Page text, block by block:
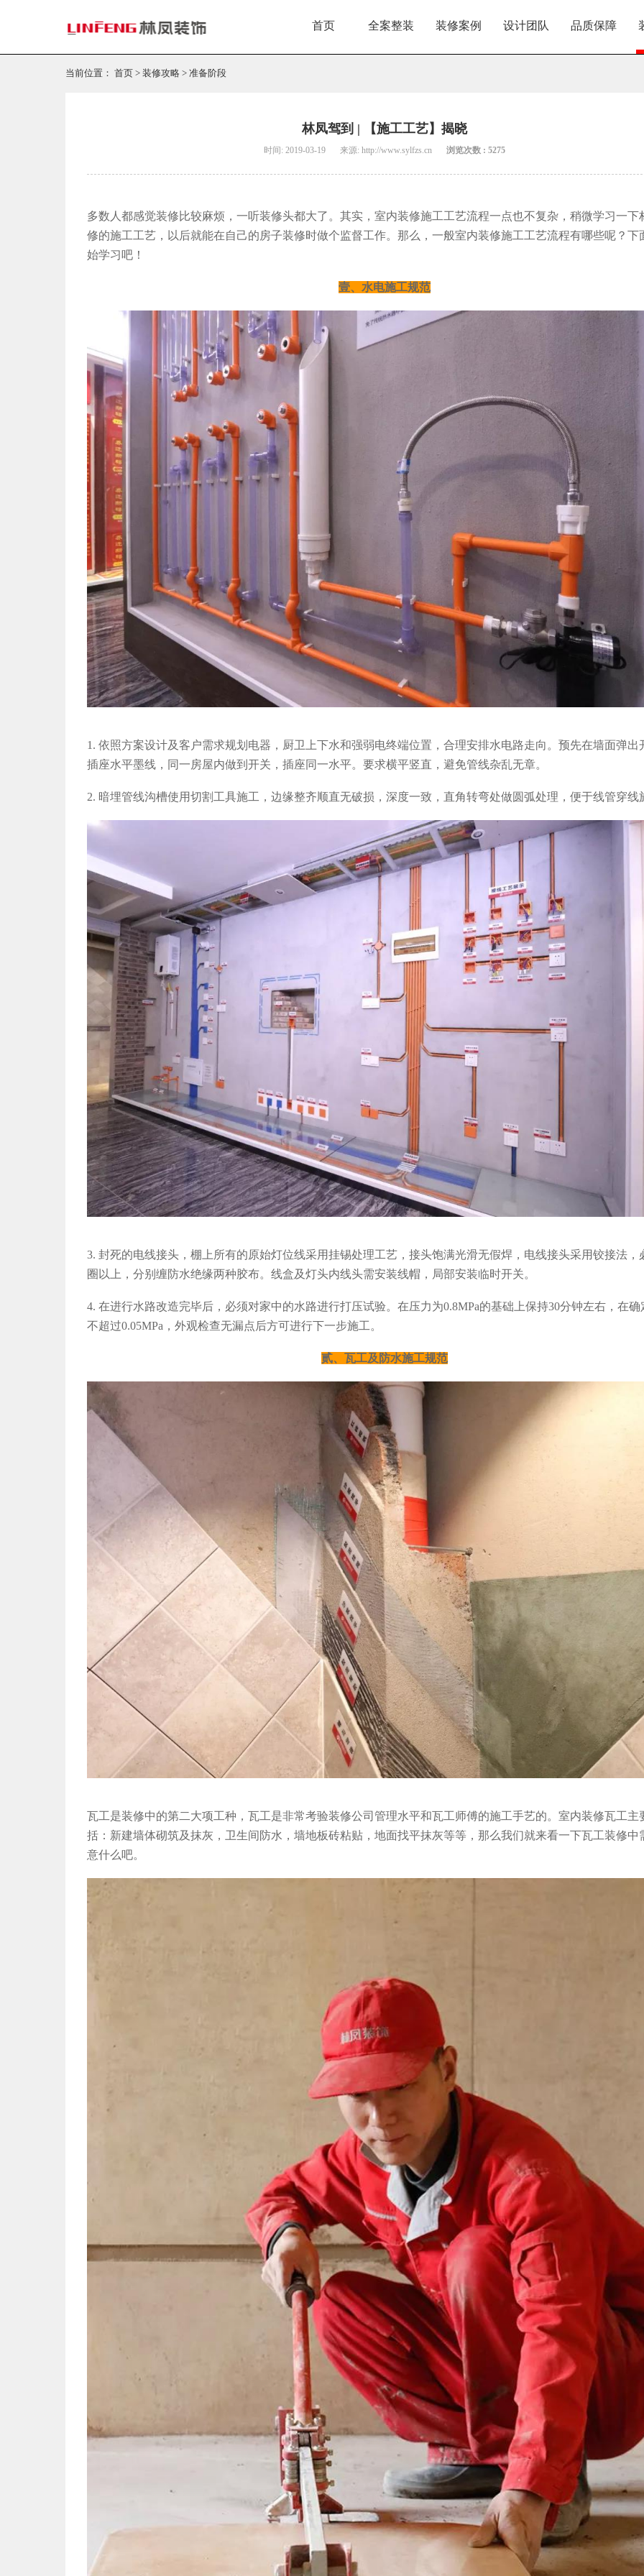
首页 全案整装 装修案例 设计团队 品质保障
当前位置： 首页 > 装修攻略 > 准备阶段
林凤驾到 | 【施工工艺】揭晓
时间: 2019-03-19 来源: http://www.sylfzs.cn 浏览次数 : 5275
多数人都感觉装修比较麻烦，一听装修头都大了。其实，室内装修施工工艺流程一点也不复杂，稍微学习一下
修的施工工艺，以后就能在自己的房子装修时做个监督工作。那么，一般室内装修施工工艺流程有哪些呢？下
始学习吧！
壹、水电施工规范
1. 依照方案设计及客户需求规划电器，厨卫上下水和强弱电终端位置，合理安排水电路走向。预先在墙面弹出
插座水平墨线，同一房屋内做到开关，插座同一水平。要求横平竖直，避免管线杂乱无章。
2. 暗埋管线沟槽使用切割工具施工，边缘整齐顺直无破损，深度一致，直角转弯处做圆弧处理，便于线管穿线
3. 封死的电线接头，棚上所有的原始灯位线采用挂锡处理工艺，接头饱满光滑无假焊，电线接头采用铰接法，
圈以上，分别缠防水绝缘两种胶布。线盒及灯头内线头需安装线帽，局部安装临时开关。
4. 在进行水路改造完毕后，必须对家中的水路进行打压试验。在压力为0.8MPa的基础上保持30分钟左右，在确
不超过0.05MPa，外观检查无漏点后方可进行下一步施工。
贰、瓦工及防水施工规范
瓦工是装修中的第二大项工种，瓦工是非常考验装修公司管理水平和瓦工师傅的施工手艺的。室内装修瓦工主
括：新建墙体砌筑及抹灰，卫生间防水，墙地板砖粘贴，地面找平抹灰等等，那么我们就来看一下瓦工装修中
意什么吧。